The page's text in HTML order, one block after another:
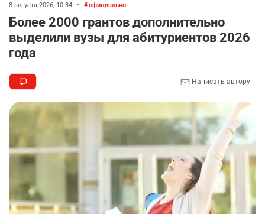
8 августа 2026, 10:34 • официально
Более 2000 грантов дополнительно
выделили вузы для абитуриентов 2026
года
Написать автору